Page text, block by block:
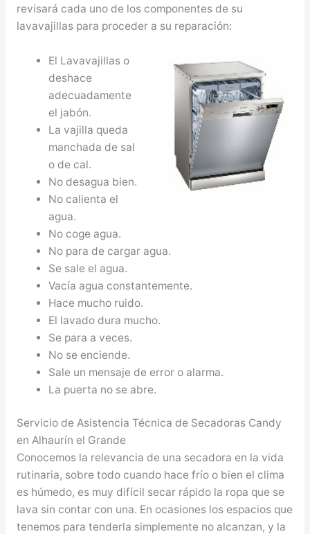
revisará cada uno de los componentes de su
lavavajillas para proceder a su reparación:
El Lavavajillas o
deshace
adecuadamente
el jabón.
La vajilla queda
manchada de sal
o de cal.
No desagua bien.
No calienta el
agua.
No coge agua.
No para de cargar agua.
Se sale el agua.
Vacía agua constantemente.
Hace mucho ruido.
El lavado dura mucho.
Se para a veces.
No se enciende.
Sale un mensaje de error o alarma.
La puerta no se abre.
Servicio de Asistencia Técnica de Secadoras Candy
en Alhaurín el Grande
Conocemos la relevancia de una secadora en la vida
rutinaria, sobre todo cuando hace frío o bien el clima
es húmedo, es muy difícil secar rápido la ropa que se
lava sin contar con una. En ocasiones los espacios que
tenemos para tenderla simplemente no alcanzan, y la